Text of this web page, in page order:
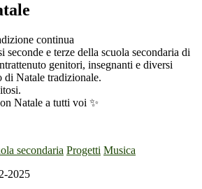
continua
seconde e terze della scuola secondaria di
genitori, insegnanti e diversi
di Natale tradizionale.
Natale a tutti voi ✨
secondaria Progetti Musica
2025